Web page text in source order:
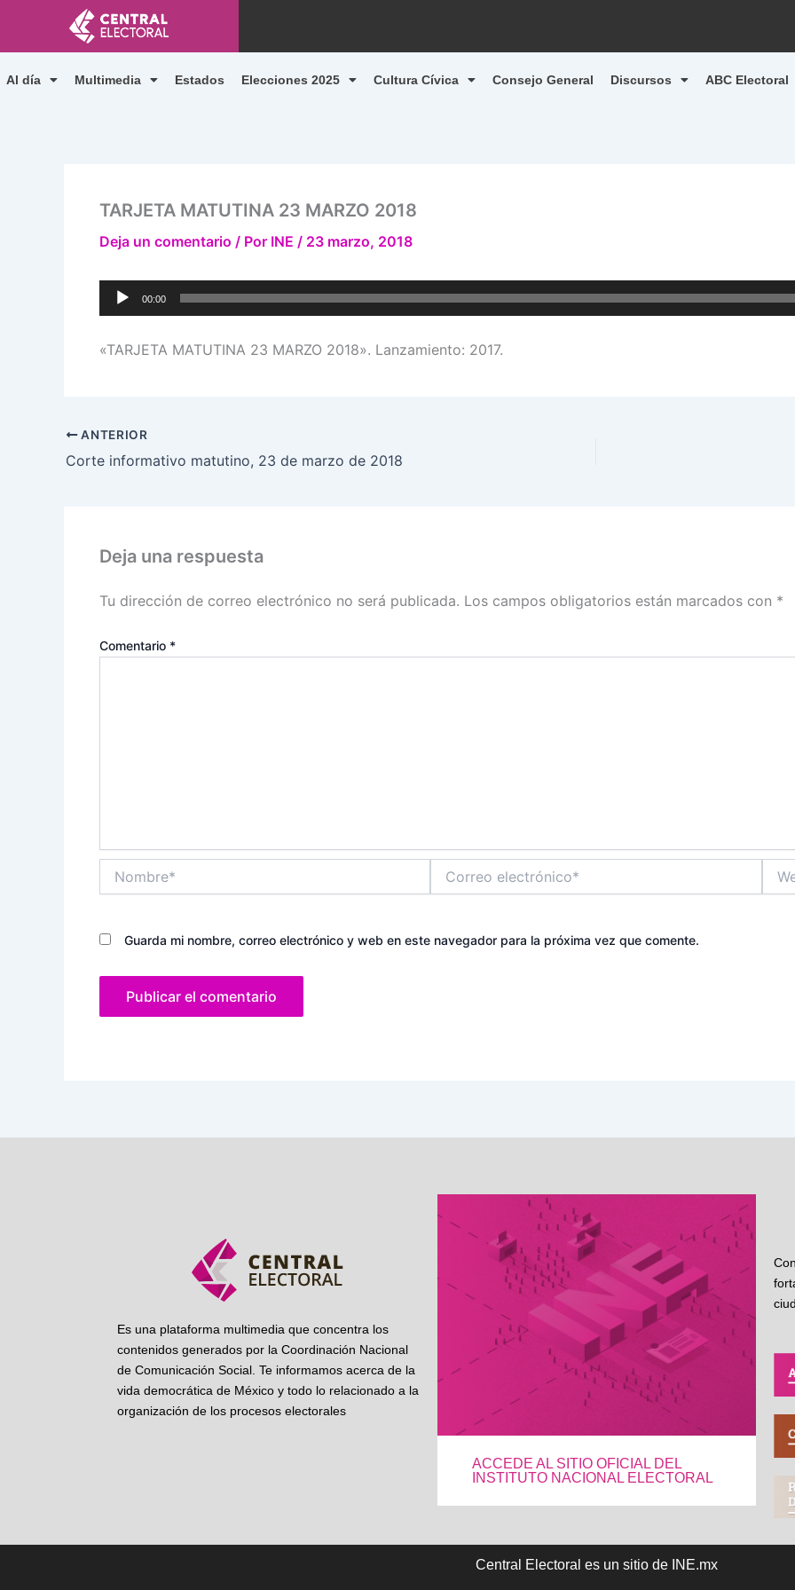
contenido
Al día Multimedia Estados Elecciones 2025 Cultura Cívica Consejo General Discursos ABC Electoral
TARJETA MATUTINA 23 MARZO 2018
Deja un comentario / Por INE / 23 marzo, 2018
Reproductor
de
00:00
«TARJETA MATUTINA 23 MARZO 2018». Lanzamiento: 2017.
ANTERIOR
Corte informativo matutino, 23 de marzo de 2018
Deja una respuesta
Tu dirección de correo electrónico no será publicada. Los campos obligatorios están marcados con *
Comentario *
electrónico*
Guarda mi nombre, correo electrónico y web en este navegador para la próxima vez que comente.
Es una plataforma multimedia que concentra los
contenidos generados por la Coordinación Nacional
de Comunicación Social. Te informamos acerca de la
vida democrática de México y todo lo relacionado a la
organización de los procesos electorales
ACCEDE AL SITIO OFICIAL DEL
INSTITUTO NACIONAL ELECTORAL
Central Electoral es un sitio de INE.mx